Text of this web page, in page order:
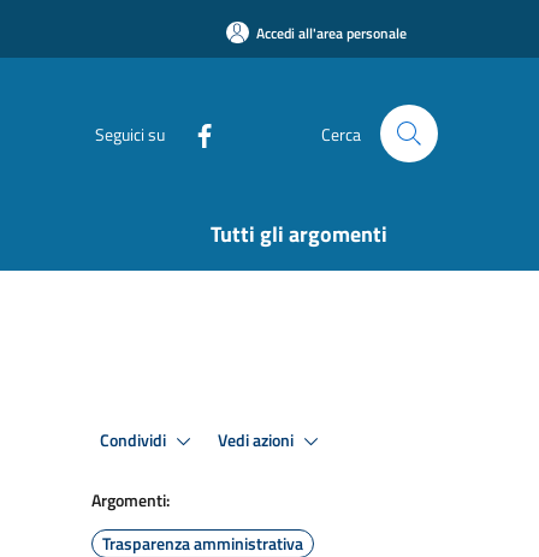
Accedi all'area personale
Seguici su Cerca
Tutti gli argomenti
Condividi Vedi azioni
Argomenti:
Trasparenza amministrativa